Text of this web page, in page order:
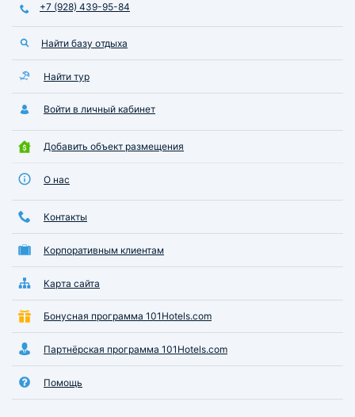
+7 (928) 439-95-84
Найти базу отдыха
Найти тур
Войти в личный кабинет
Добавить объект размещения
О нас
Контакты
Корпоративным клиентам
Карта сайта
Бонусная программа 101Hotels.com
Партнёрская программа 101Hotels.com
Помощь